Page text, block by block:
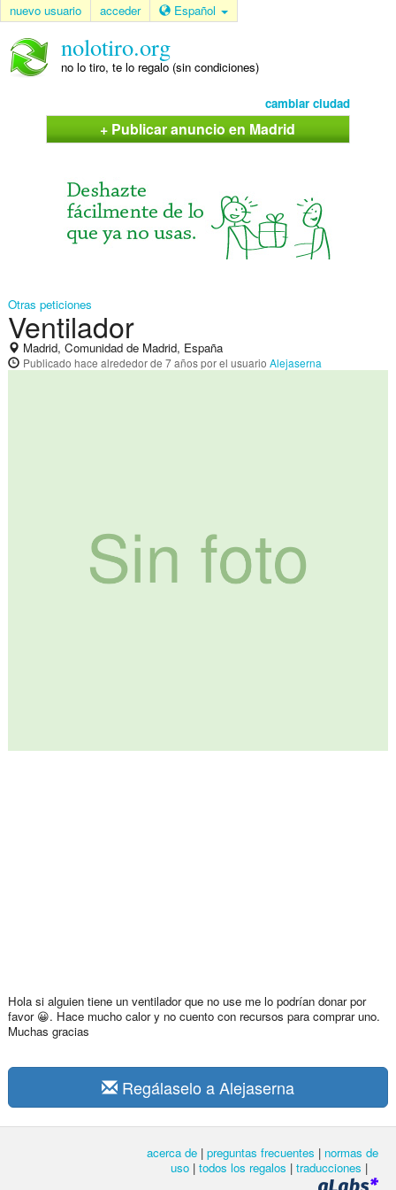
nuevo usuario acceder Español
nolotiro.org
no lo tiro, te lo regalo (sin condiciones)
cambiar ciudad
+ Publicar anuncio en Madrid
Otras peticiones
Ventilador
Madrid, Comunidad de Madrid, España
Publicado hace alrededor de 7 añospor el usuario Alejaserna
Hola si alguien tiene un ventilador que no use me lo podrían donar por
favor 😀. Hace mucho calor y no cuento con recursos para comprar uno.
Muchas gracias
Regálaselo a Alejaserna
acerca de | preguntas frecuentes | normas de
uso | todos los regalos | traducciones |